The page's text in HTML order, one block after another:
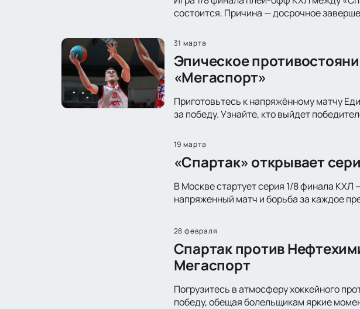
состоится. Причина — досрочное
31 марта
Эпическое
«Мегаспорт»
Приготовьтесь к напряжённому матчу
за победу. Узнайте, кто выйдет
19 марта
«Спартак» открывает
В Москве стартует серия 1/8 финала
напряженный матч и борьба за каждое
28 февраля
Спартак против
Мегаспорт
Погрузитесь в атмосферу хоккейного
победу, обещая болельщикам яркие